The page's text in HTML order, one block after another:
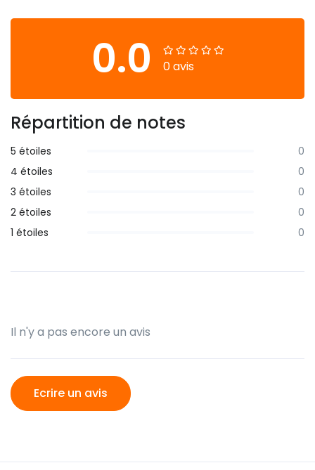
0.0 0 avis
Répartition de notes
5 étoiles
0
4 étoiles
0
3 étoiles
0
2 étoiles
0
1 étoiles
0
Il n'y a pas encore un avis
Ecrire un avis